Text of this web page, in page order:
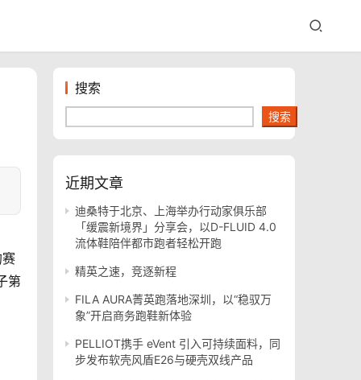
第
搜索
搜索
近期文章
迪桑特于北京、上海举办行动家俱乐部
「缓震新境界」分享会，以D-FLUID 4.0
流体鞋陪伴都市跑者轻松开跑
精英之速，竞逐新程
FILA AURA菁英跑落地深圳，以“稳驭万
象”开启商务跑鞋新体验
PELLIOT携手 eVent 引入可持续面料，同
步发布软壳风盾E26与硬壳双线产品